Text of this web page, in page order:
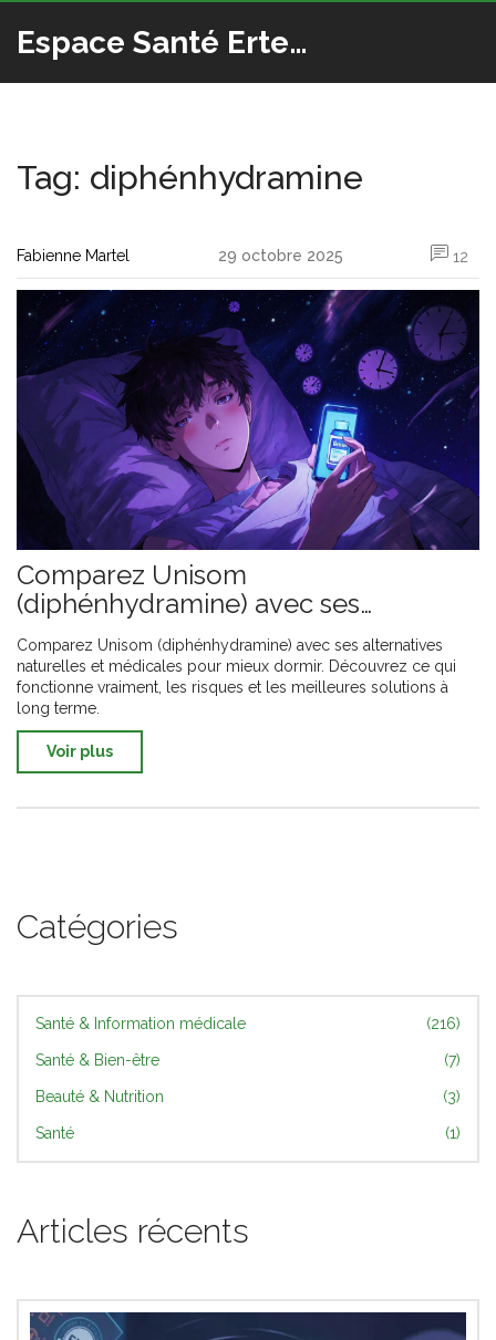
Espace Santé Ertedis
Tag: diphénhydramine
Fabienne Martel 29 octobre 2025 12
Comparez Unisom
(diphénhydramine) avec ses
alternatives pour mieux dormir
Comparez Unisom (diphénhydramine) avec ses alternatives
naturelles et médicales pour mieux dormir. Découvrez ce qui
fonctionne vraiment, les risques et les meilleures solutions à
long terme.
Voir plus
Catégories
Santé & Information médicale (216)
Santé & Bien-être (7)
Beauté & Nutrition (3)
Santé (1)
Articles récents